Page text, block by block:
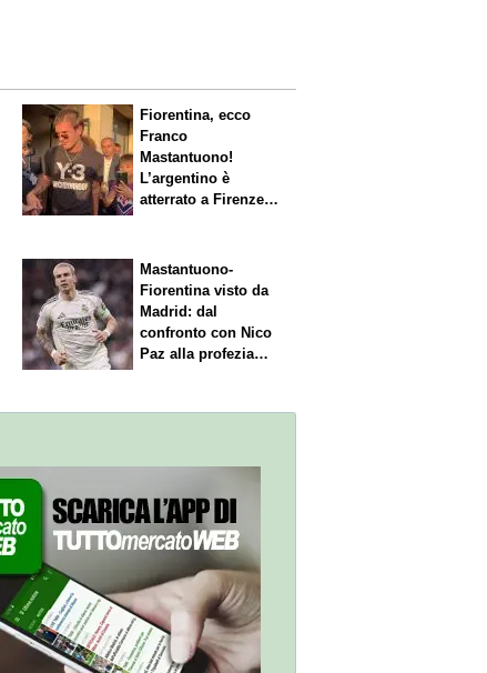
Fiorentina, ecco
Franco
Mastantuono!
L’argentino è
atterrato a Firenze,
Mastantuono-
Fiorentina visto da
Madrid: dal
confronto con Nico
Paz alla profezia